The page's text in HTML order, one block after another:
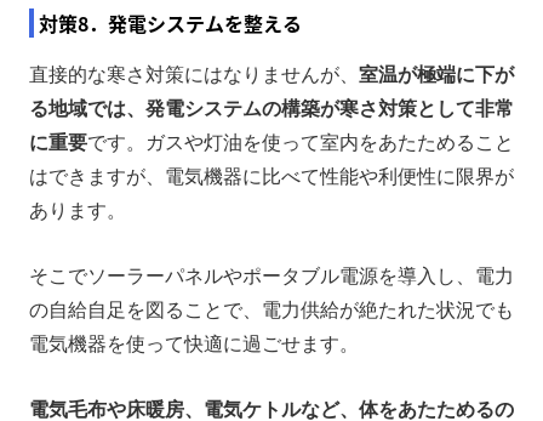
対策8．発電システムを整える
直接的な寒さ対策にはなりませんが、 室温が極端に下が
る地域では、発電システムの構築が寒さ対策として非常
に重要です。ガスや灯油を使って室内をあたためること
はできますが、電気機器に比べて性能や利便性に限界が
あります。
そこでソーラーパネルやポータブル電源を導入し、電力
の自給自足を図ることで、電力供給が絶たれた状況でも
電気機器を使って快適に過ごせます。
電気毛布や床暖房、電気ケトルなど、体をあたためるの